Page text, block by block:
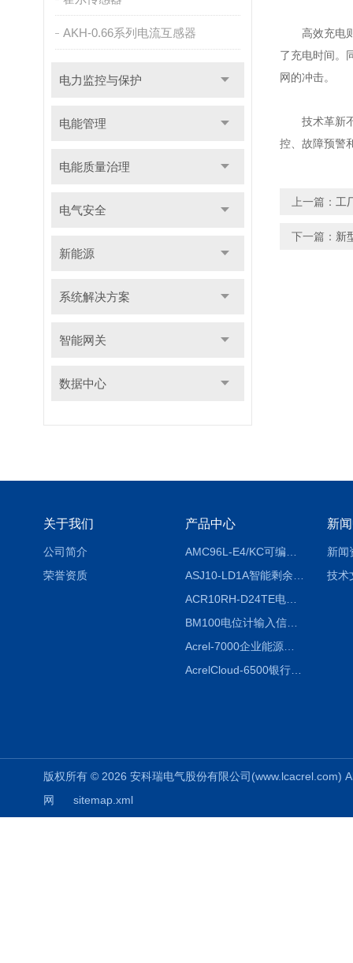
AKH-0.66系列电流互感器
电力监控与保护
电能管理
电能质量治理
电气安全
新能源
系统解决方案
智能网关
数据中心
高效充电则
了充电时间。
网的冲击。
技术革新不
控、故障预警
上一篇： 工
下一篇： 新
关于我们
公司简介
荣誉资质
产品中心
ACR10RH-D24TE电力仪表外置开口式互感器
BM100电位计输入信号隔离器
Acrel-7000企业能源管控平台
AcrelCloud-6500银行业安全用电能耗云平台
新
新闻
技术
版权所有 © 2026 安科瑞电气股份有限公司
网
sitemap.xml